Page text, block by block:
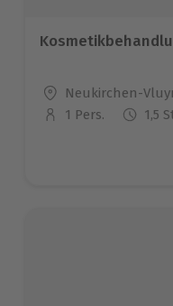
Standort
Neukirchen-
Anzahl der
1 Pers. 1,5